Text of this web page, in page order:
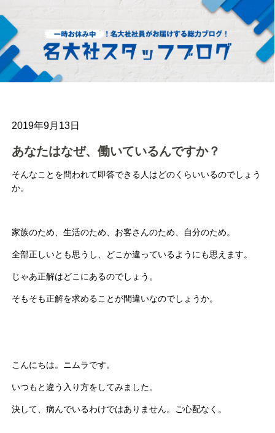
2019年9月13日
あなたはなぜ、働いているんですか？
そんなことを問われて即答できる人はどのくらいいるのでしょう
か。
家族のため、生活のため、お客さんのため、自分のため。
全部正しいとも思うし、どこか違っているようにも思えます。
じゃあ正解はどこにあるのでしょう。
そもそも正解を求めることが間違いなのでしょうか。
こんにちは。ニムラです。
いつもと違う入り方をしてみました。
決して、病んでいるわけではありません。ご心配なく。